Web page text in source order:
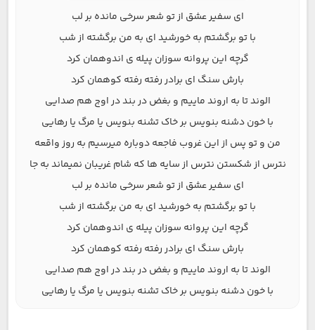
ای سفیر عشق از تو شعر سرخی مانده بر لب
با تو برگشتم به خورشید ای به من برگشته از شب
گرچه این پروانه سوزان پیله ی اندوهمان کرد
بارش سنگ ای برادر رفته رفته کوهمان کرد
الوند تا به اروند ماییم و بغض در بند در اوج هم صدایی
با خون دشنه بنویس بر خاک تشنه بنویس یا مرگ یا رهایی
من و تو پس از این غروب فاجعه دوباره میرسیم به روز واقعه
نترس از شکستن نترس از سایه ها که شام غریبان نمیماند به جا
ای سفیر عشق از تو شعر سرخی مانده بر لب
با تو برگشتم به خورشید ای به من برگشته از شب
گرچه این پروانه سوزان پیله ی اندوهمان کرد
بارش سنگ ای برادر رفته رفته کوهمان کرد
الوند تا به اروند ماییم و بغض در بند در اوج هم صدایی
با خون دشنه بنویس بر خاک تشنه بنویس یا مرگ یا رهایی